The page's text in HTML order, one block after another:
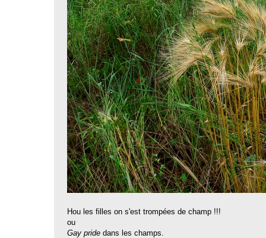
Hou les filles on s'est trompées de champ !!!
ou
Gay pride dans les champs.